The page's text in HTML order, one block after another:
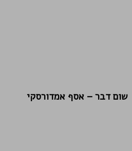
שום דבר – אסף אמדורסקי